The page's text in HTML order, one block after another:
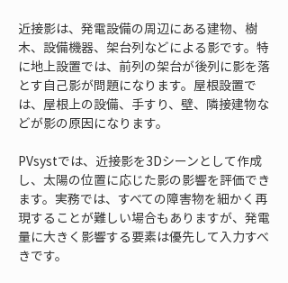
近接影は、発電設備の周辺にある建物、樹
木、設備機器、架台列などによる影です。特
に地上設置では、前列の架台が後列に影を落
とす自己影が問題になります。屋根設置で
は、屋根上の設備、手すり、壁、隣接建物な
どが影の原因になります。
PVsystでは、近接影を3Dシーンとして作成
し、太陽の位置に応じた影の影響を評価でき
ます。実務では、すべての障害物を細かく再
現することが難しい場合もありますが、発電
量に大きく影響する要素は優先して入力すべ
きです。